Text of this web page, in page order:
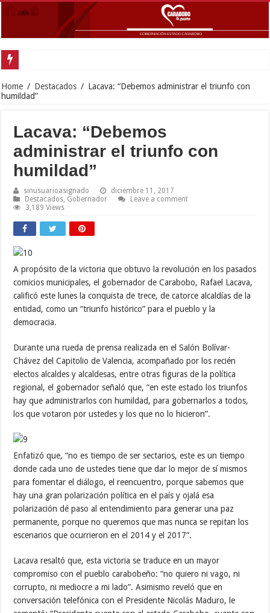
Home / Destacados / Lacava: “Debemos administrar el triunfo con
humildad”
Lacava: “Debemos
administrar el triunfo con
humildad”
sinusuarioasignado
diciembre 11, 2017
Destacados Gobernador
Leave a comment
3,189 Views
A propósito de la victoria que obtuvo la revolución en los pasados
comicios municipales, el gobernador de Carabobo, Rafael Lacava,
calificó este lunes la conquista de trece, de catorce alcaldías de la
entidad, como un “triunfo histórico” para el pueblo y la
democracia.
Durante una rueda de prensa realizada en el Salón Bolívar-
Chávez del Capitolio de Valencia, acompañado por los recién
electos alcaldes y alcaldesas, entre otras figuras de la política
regional, el gobernador señaló que, “en este estado los triunfos
hay que administrarlos con humildad, para gobernarlos a todos,
los que votaron por ustedes y los que no lo hicieron”.
Enfatizó que, “no es tiempo de ser sectarios, este es un tiempo
donde cada uno de ustedes tiene que dar lo mejor de sí mismos
para fomentar el diálogo, el reencuentro, porque sabemos que
hay una gran polarización política en el país y ojalá esa
polarización dé paso al entendimiento para generar una paz
permanente, porque no queremos que mas nunca se repitan los
escenarios que ocurrieron en el 2014 y el 2017”.
Lacava resaltó que, esta victoria se traduce en un mayor
compromiso con el pueblo carabobeño: “no quiero ni vago, ni
corrupto, ni mediocre a mi lado”. Asimismo reveló que en
conversación telefónica con el Presidente Nicolás Maduro, le